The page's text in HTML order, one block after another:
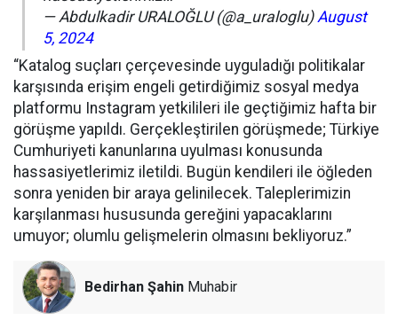
— Abdulkadir URALOĞLU (@a_uraloglu)August
5, 2024
“Katalog suçları çerçevesinde uyguladığı politikalar
karşısında erişim engeli getirdiğimiz sosyal medya
platformu Instagram yetkilileri ile geçtiğimiz hafta bir
görüşme yapıldı. Gerçekleştirilen görüşmede; Türkiye
Cumhuriyeti kanunlarına uyulması konusunda
hassasiyetlerimiz iletildi. Bugün kendileri ile öğleden
sonra yeniden bir araya gelinilecek. Taleplerimizin
karşılanması hususunda gereğini yapacaklarını
umuyor; olumlu gelişmelerin olmasını bekliyoruz.”
Bedirhan Şahin Muhabir